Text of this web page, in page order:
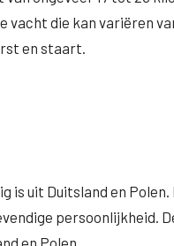
vacht die kan variëren
en staart.
is uit Duitsland en
persoonlijkheid.
en Polen.